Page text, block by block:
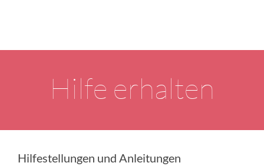
Hilfe erhalten
Hilfestellungen und Anleitungen